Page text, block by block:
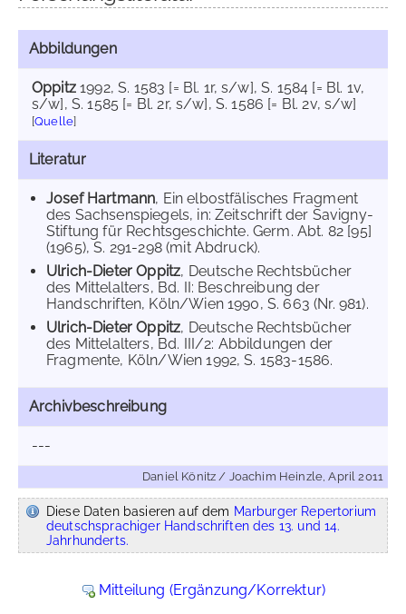
Abbildungen
Oppitz1992, S. 1583 [= Bl. 1r, s/w], S. 1584 [= Bl. 1v,
s/w], S. 1585 [= Bl. 2r, s/w], S. 1586 [= Bl. 2v, s/w]
[Quelle]
Literatur
Josef Hartmann, Ein elbostfälisches Fragment
des Sachsenspiegels, in: Zeitschrift der Savigny-
Stiftung für Rechtsgeschichte. Germ. Abt. 82 [95]
(1965), S. 291-298 (mit Abdruck).
Ulrich-Dieter Oppitz, Deutsche Rechtsbücher
des Mittelalters, Bd. II: Beschreibung der
Handschriften, Köln/Wien 1990, S. 663 (Nr. 981).
Ulrich-Dieter Oppitz, Deutsche Rechtsbücher
des Mittelalters, Bd. III/2: Abbildungen der
Fragmente, Köln/Wien 1992, S. 1583-1586.
Archivbeschreibung
---
Daniel Könitz / Joachim Heinzle, April 2011
Diese Daten basieren auf dem Marburger Repertorium
deutschsprachiger Handschriften des 13. und 14.
Jahrhunderts.
Mitteilung (Ergänzung/Korrektur)